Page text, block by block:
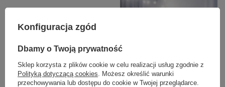
Konfiguracja zgód
Dbamy o Twoją prywatność
Sklep korzysta z plików cookie w celu realizacji usług zgodnie z
Polityką dotyczącą cookies . Możesz określić warunki
przechowywania lub dostępu do cookie w Twojej przeglądarce.